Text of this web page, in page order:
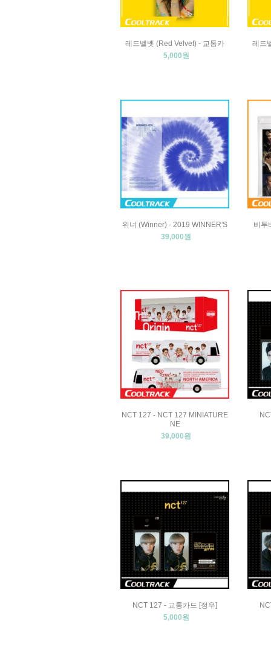
레드벨벳 (Red Velvet) - 교통카
5,000원
레드
위너 (Winner) - 2019 WINNER'S
39,000원
비투
NCT 127 - NCT 127 MINIATURE
NE
39,000원
NCT 127 - 교통카드 [정우]
5,000원